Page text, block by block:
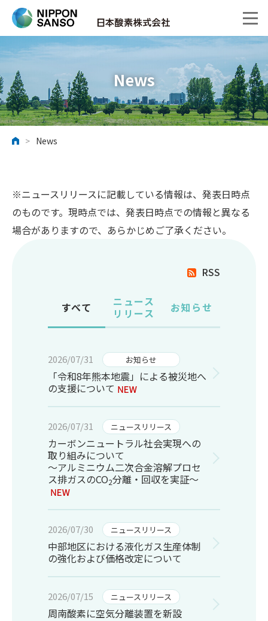
News
ホーム
> News
※ニュースリリースに記載している情報は、発表日時点
のものです。現時点では、発表日時点での情報と異なる
場合がありますので、あらかじめご了承ください。
RSS
すべて
ニュース
リリース
お知らせ
2026/07/31 お知らせ
「令和8年熊本地震」による被災地へ
の支援について
2026/07/31 ニュースリリース
カーボンニュートラル社会実現への
取り組みについて
～アルミニウム二次合金溶解プロセ
ス排ガスのCO2分離・回収を実証～
2026/07/30 ニュースリリース
中部地区における液化ガス生産体制
の強化および価格改定について
2026/07/15 ニュースリリース
周南酸素に空気分離装置を新設